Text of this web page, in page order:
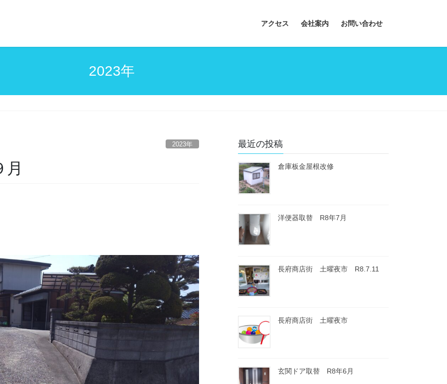
アクセス 会社案内 お問い合わせ
2023年
2023年 最近の投稿
倉庫板金屋根改修
洋便器取替 R8年7月
長府商店街 土曜夜市 R8.7.11
長府商店街 土曜夜市
玄関ドア取替 R8年6月